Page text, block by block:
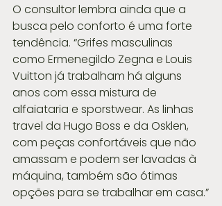
O consultor lembra ainda que a
busca pelo conforto é uma forte
tendência. “Grifes masculinas
como Ermenegildo Zegna e Louis
Vuitton já trabalham há alguns
anos com essa mistura de
alfaiataria e sporstwear. As linhas
travel da Hugo Boss e da Osklen,
com peças confortáveis que não
amassam e podem ser lavadas à
máquina, também são ótimas
opções para se trabalhar em casa.”